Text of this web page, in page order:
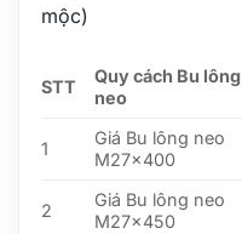
mộc)
STT
Quy cách Bu lông
neo
1
Giá Bu lông neo
M27x400
2
Giá Bu lông neo
M27x450